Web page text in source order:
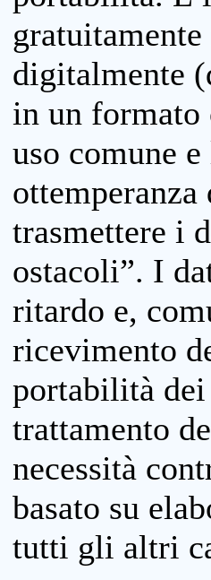
digitalmente
in un formato
uso comune
trasmettere i
ostacoli”. I
ritardo e,
ricevimento
portabilità
trattamento
necessità
basato su
tutti gli altri